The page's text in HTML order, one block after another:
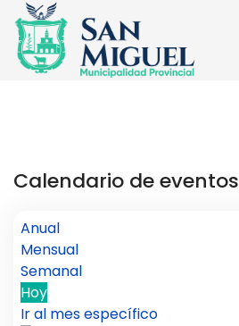
Calendario de eventos
Anual
Mensual
Semanal
Hoy
Ir al mes específico